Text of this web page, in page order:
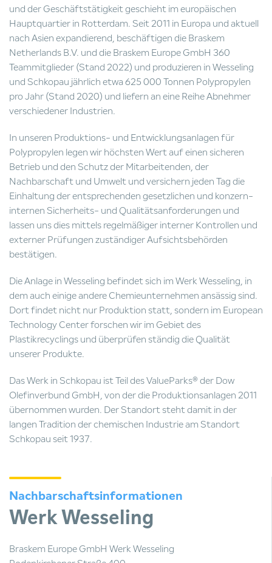
und der Geschäftstätigkeit geschieht im europäischen
Hauptquartier in Rotterdam. Seit 2011 in Europa und aktuell
nach Asien expandierend, beschäftigen die Braskem
Netherlands B.V. und die Braskem Europe GmbH 360
Teammitglieder (Stand 2022) und produzieren in Wesseling
und Schkopau jährlich etwa 625 000 Tonnen Polypropylen
pro Jahr (Stand 2020) und liefern an eine Reihe Abnehmer
verschiedener Industrien.
In unseren Produktions- und Entwicklungsanlagen für
Polypropylen legen wir höchsten Wert auf einen sicheren
Betrieb und den Schutz der Mitarbeitenden, der
Nachbarschaft und Umwelt und versichern jeden Tag die
Einhaltung der entsprechenden gesetzlichen und konzern-
internen Sicherheits- und Qualitätsanforderungen und
lassen uns dies mittels regelmäßiger interner Kontrollen und
externer Prüfungen zuständiger Aufsichtsbehörden
bestätigen.
Die Anlage in Wesseling befindet sich im Werk Wesseling, in
dem auch einige andere Chemieunternehmen ansässig sind.
Dort findet nicht nur Produktion statt, sondern im European
Technology Center forschen wir im Gebiet des
Plastikrecyclings und überprüfen ständig die Qualität
unserer Produkte.
Das Werk in Schkopau ist Teil des ValueParks® der Dow
Olefinverbund GmbH, von der die Produktionsanlagen 2011
übernommen wurden. Der Standort steht damit in der
langen Tradition der chemischen Industrie am Standort
Schkopau seit 1937.
Nachbarschaftsinformationen
Werk Wesseling
Braskem Europe GmbH Werk Wesseling